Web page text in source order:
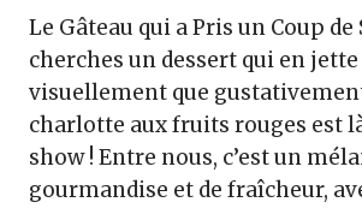
Le Gâteau qui a Pris un Coup de
cherches un dessert qui en
visuellement que
charlotte aux fruits rouges est
show ! Entre nous, c’est un
gourmandise et de fraîcheur,